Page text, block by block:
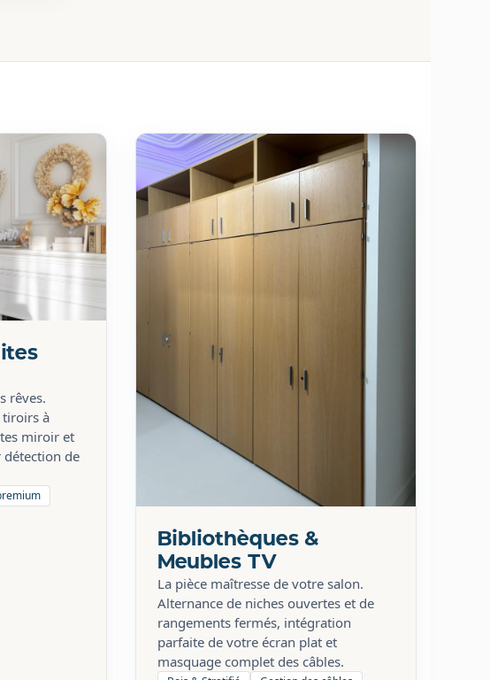
rêves.
tiroirs à
miroir et
détection de
Bibliothèques &
Meubles TV
La pièce maîtresse de votre salon.
Alternance de niches ouvertes et de
rangements fermés, intégration
parfaite de votre écran plat et
masquage complet des câbles.